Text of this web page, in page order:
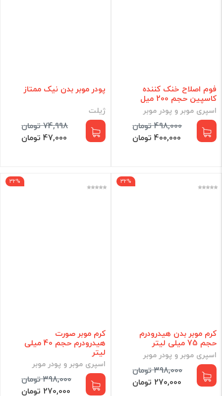
فوم اصلاح خنک کننده
کاسپین حجم 200 میل
اسپری موبر و پودر موبر
498,000 تومان
400,000 تومان
پودر موبر بدن نیک ممتاز
ژیلت
74,998 تومان
47,000 تومان
32%
کرم موبر بدن هیدرودرم
حجم 75 میلی لیتر
اسپری موبر و پودر موبر
398,000 تومان
270,000 تومان
32%
کرم موبر صورت
هیدرودرم حجم 40 میلی
لیتر
اسپری موبر و پودر موبر
398,000 تومان
270,000 تومان